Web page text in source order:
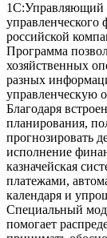
1С:Управляющий
управленческого
российской
Программа
хозяйственных
разных
управленческую
Благодаря
планирования,
прогнозировать
исполнение
казначейская
платежами,
календаря и
Специальный
помогает